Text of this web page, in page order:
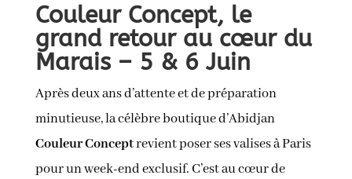
Couleur Concept, le
grand retour au cœur du
Marais – 5 & 6 Juin
Après deux ans d’attente et de préparation
minutieuse, la célèbre boutique d’Abidjan
Couleur Conceptrevient poser ses valises à Paris
pour un week-end exclusif. C’est au cœur de